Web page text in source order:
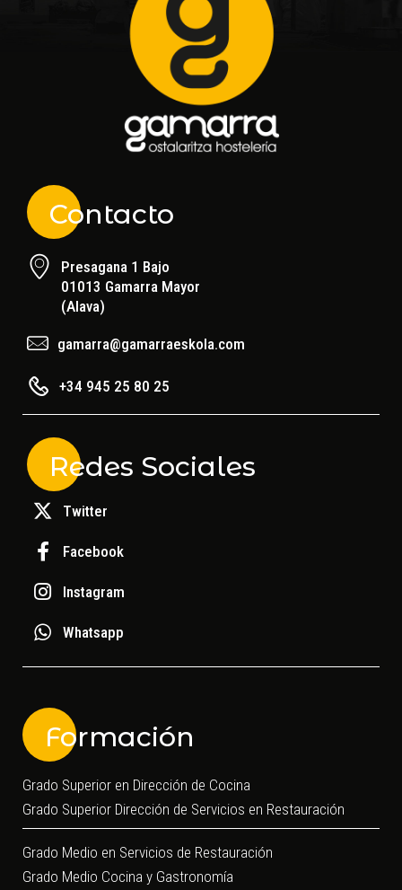
Contacto
Presagana 1 Bajo
01013 Gamarra Mayor
(Alava)
gamarra@gamarraeskola.com
+34 945 25 80 25
Redes Sociales
Twitter
Facebook
Instagram
Whatsapp
Formación
Grado Superior en Dirección de Cocina
Grado Superior Dirección de Servicios en Restauración
Grado Medio en Servicios de Restauración
Grado Medio Cocina y Gastronomía